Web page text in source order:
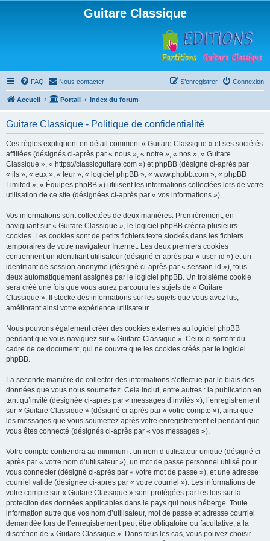
Guitare Classique
FAQ Nous contacter Connexion
S’enregistrer
Accueil Portail Index du forum
Guitare Classique - Politique de confidentialité
Ces règles expliquent en détail comment « Guitare Classique » et ses sociétés
affiliées (désignés ci-après par « nous », « notre », « nos », « Guitare
Classique », « https://classicguitare.com ») et phpBB (désigné ci-après par
« ils », « eux », « leur », « logiciel phpBB », « www.phpbb.com », « phpBB
Limited », « Équipes phpBB ») utilisent les informations collectées lors de votre
utilisation de ce site (désignées ci-après par « vos informations »).
Vos informations sont collectées de deux manières. Premièrement, en
naviguant sur « Guitare Classique », le logiciel phpBB créera plusieurs
cookies. Les cookies sont de petits fichiers texte stockés dans les fichiers
temporaires de votre navigateur Internet. Les deux premiers cookies
contiennent un identifiant utilisateur (désigné ci-après par « user-id ») et un
identifiant de session anonyme (désigné ci-après par « session-id »), tous
deux automatiquement assignés par le logiciel phpBB. Un troisième cookie
sera créé une fois que vous aurez parcouru les sujets de « Guitare
Classique ». Il stocke des informations sur les sujets que vous avez lus,
améliorant ainsi votre expérience utilisateur.
Nous pouvons également créer des cookies externes au logiciel phpBB
pendant que vous naviguez sur « Guitare Classique ». Ceux-ci sortent du
cadre de ce document, qui ne couvre que les cookies créés par le logiciel
phpBB.
La seconde manière de collecter des informations s’effectue par le biais des
données que vous nous soumettez. Cela inclut, entre autres : la publication en
tant qu’invité (désignée ci-après par « messages d’invités »), l’enregistrement
sur « Guitare Classique » (désigné ci-après par « votre compte »), ainsi que
les messages que vous soumettez après votre enregistrement et pendant que
vous êtes connecté (désignés ci-après par « vos messages »).
Votre compte contiendra au minimum : un nom d’utilisateur unique (désigné ci-
après par « votre nom d’utilisateur »), un mot de passe personnel utilisé pour
vous connecter (désigné ci-après par « votre mot de passe »), et une adresse
courriel valide (désignée ci-après par « votre courriel »). Les informations de
votre compte sur « Guitare Classique » sont protégées par les lois sur la
protection des données applicables dans le pays qui nous héberge. Toute
information autre que vos nom d’utilisateur, mot de passe et adresse courriel
demandée lors de l’enregistrement peut être obligatoire ou facultative, à la
discrétion de « Guitare Classique ». Dans tous les cas, vous pouvez choisir